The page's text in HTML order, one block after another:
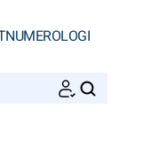
NUMEROLOGI